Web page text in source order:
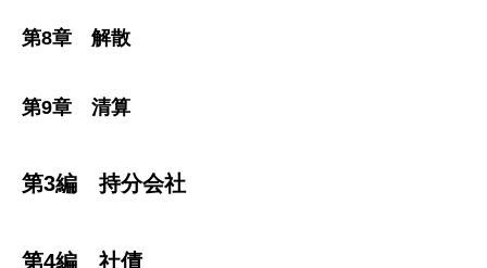
第8章 解散
第9章 清算
第3編 持分会社
第4編 社債